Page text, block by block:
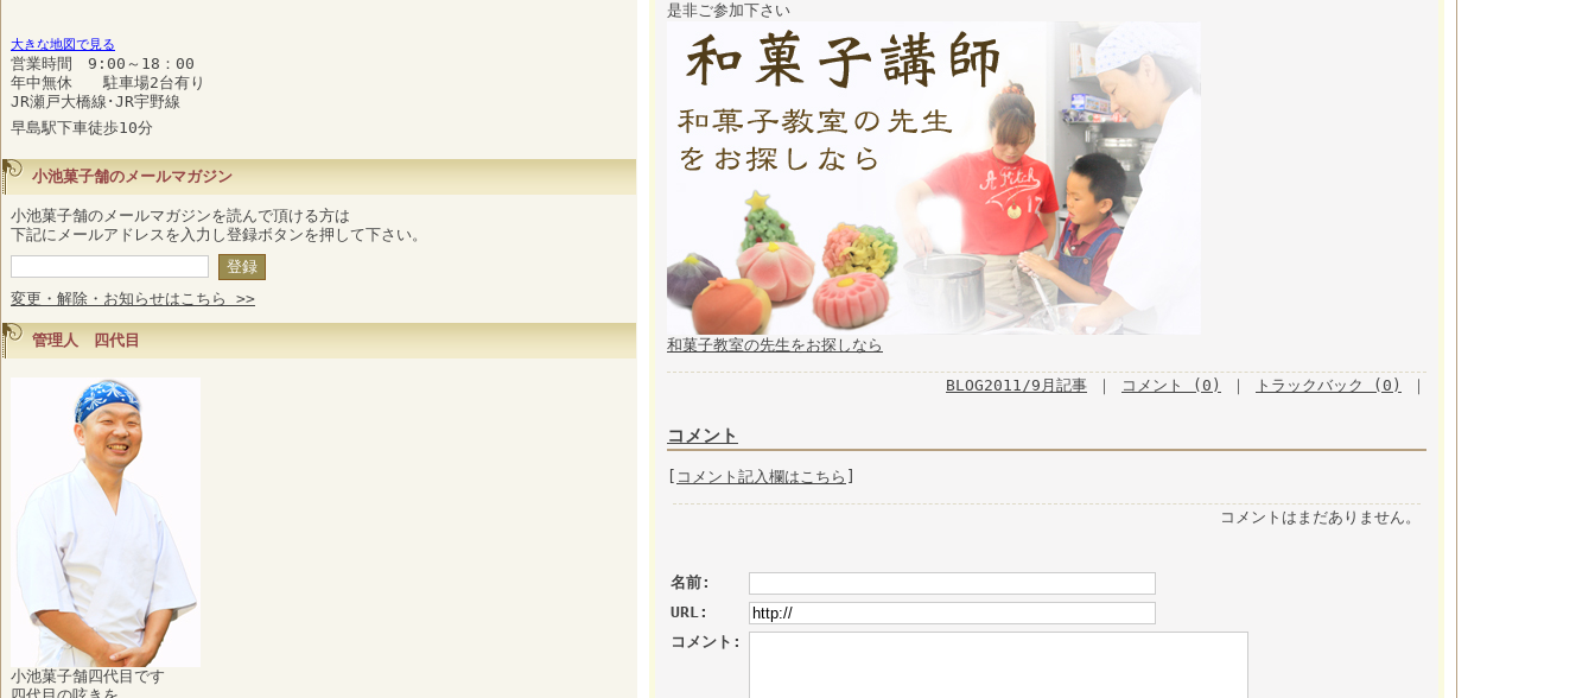
大きな地図で見る
営業時間 9:00～18：00
年中無休 駐車場2台有り
JR瀬戸大橋線･JR宇野線
早島駅下車徒歩10分
小池菓子舗のメールマガジン
小池菓子舗のメールマガジンを読んで頂ける方は
下記にメールアドレスを入力し登録ボタンを押して下さい。
変更・解除・お知らせはこちら >>
管理人 四代目
小池菓子舗四代目です
是非ご参加下さい
和菓子教室の先生をお探しなら
BLOG2011/9月記事 ｜ コメント (0) ｜ トラックバック (0) ｜
コメント
コメント記入欄はこちら
コメントはまだありません。
名前:
URL:
コメント: